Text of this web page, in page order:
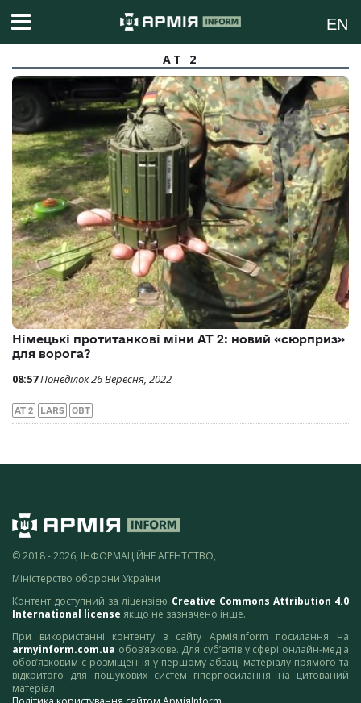
EN
AT 2
Німецькі протитанкові міни АТ 2: новий «сюрприз»
для ворога?
08:57Понеділок 26 Вересня, 2022
AT 2 LARS ОВТ
© 2018 - 2026, ІНФОРМАЦІЙНЕ АГЕНТСТВО,
Міністерство оборони України
Контент доступний за ліцензією Creative Commons Attribution 4.0
International license якщо не зазначено інше.
При використанні контенту з сайту АрміяInform посилання на
armyinform.com.ua обов’язкове. Для суб’єктів у сфері онлайн-медіа
обов’язковим є розміщення у першому абзаці матеріалу прямого та
відкритого для пошукових систем гіперпосилання на цитований
матеріал.